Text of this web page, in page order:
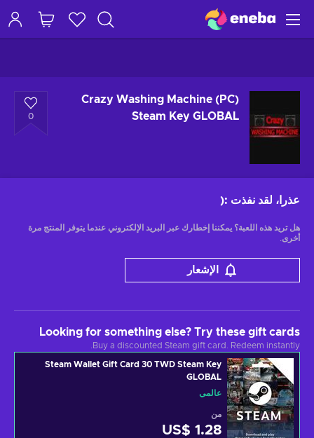
Crazy Washing Machine (PC)
Steam Key GLOBAL
0
عذرا، لقد نفذت :(
هل تريد هذه اللعبة؟ يمكننا إخطارك عبر البريد الإلكتروني عندما يتوفر المنتج مرة
أخرى.
الإشعار
Looking for something else? Try these gift cards
Buy a discounted Steam gift card. Redeem instantly.
Steam Wallet Gift Card 30 TWD Steam Key
GLOBAL
عالمي
من
US$ 1.28